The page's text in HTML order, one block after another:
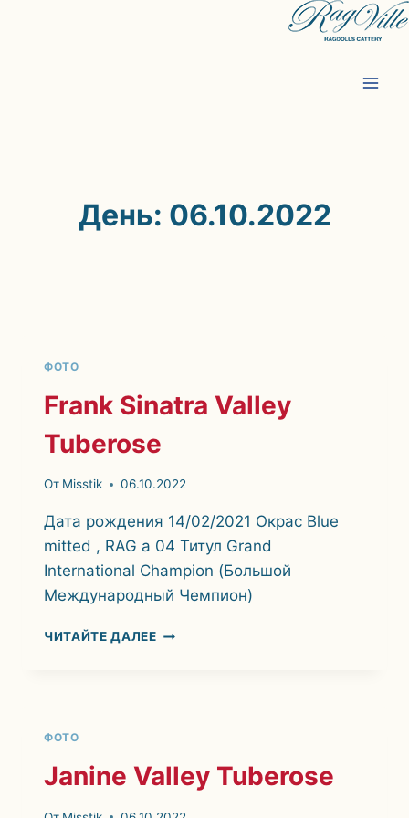
День: 06.10.2022
ФОТО
Frank Sinatra Valley
Tuberose
От Misstik 06.10.2022
Дата рождения 14/02/2021 Окрас Blue
mitted , RAG а 04 Титул Grand
International Champion (Большой
Международный Чемпион)
ЧИТАЙТЕ ДАЛЕЕFRANK
ФОТО
Janine Valley Tuberose